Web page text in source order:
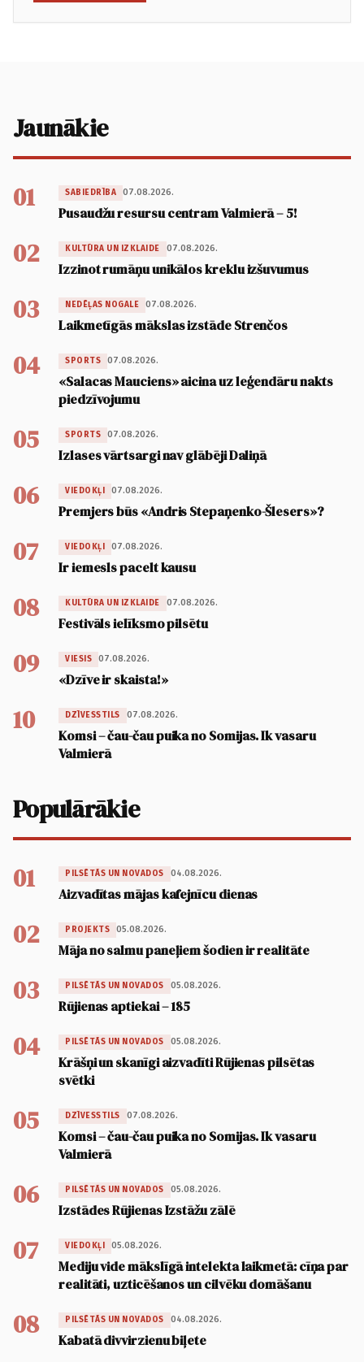
Jaunākie
01 SABIEDRĪBA 07.08.2026.
Pusaudžu resursu centram Valmierā – 5!
02 KULTŪRA UN IZKLAIDE 07.08.2026.
Izzinot rumāņu unikālos kreklu izšuvumus
03 NEDĒĻAS NOGALE 07.08.2026.
Laikmetīgās mākslas izstāde Strenčos
04 SPORTS 07.08.2026.
«Salacas Mauciens» aicina uz leģendāru nakts
piedzīvojumu
05 SPORTS 07.08.2026.
Izlases vārtsargi nav glābēji Daliņā
06 VIEDOKĻI 07.08.2026.
Premjers būs «Andris Stepaņenko-Šlesers»?
07 VIEDOKĻI 07.08.2026.
Ir iemesls pacelt kausu
08 KULTŪRA UN IZKLAIDE 07.08.2026.
Festivāls ielīksmo pilsētu
09 VIESIS 07.08.2026.
«Dzīve ir skaista!»
10 DZĪVESSTILS 07.08.2026.
Komsi – čau-čau puika no Somijas. Ik vasaru
Valmierā
Populārākie
01 PILSĒTĀS UN NOVADOS 04.08.2026.
Aizvadītas mājas kafejnīcu dienas
02 PROJEKTS 05.08.2026.
Māja no salmu paneļiem šodien ir realitāte
03 PILSĒTĀS UN NOVADOS 05.08.2026.
Rūjienas aptiekai – 185
04 PILSĒTĀS UN NOVADOS 05.08.2026.
Krāšņi un skanīgi aizvadīti Rūjienas pilsētas
svētki
05 DZĪVESSTILS 07.08.2026.
Komsi – čau-čau puika no Somijas. Ik vasaru
Valmierā
06 PILSĒTĀS UN NOVADOS 05.08.2026.
Izstādes Rūjienas Izstāžu zālē
07 VIEDOKĻI 05.08.2026.
Mediju vide mākslīgā intelekta laikmetā: cīņa par
realitāti, uzticēšanos un cilvēku domāšanu
08 PILSĒTĀS UN NOVADOS 04.08.2026.
Kabatā divvirzienu biļete